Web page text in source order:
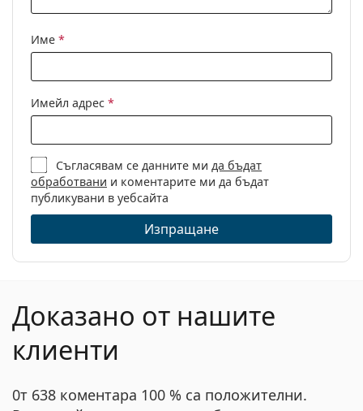
Име *
Имейл адрес *
Съгласявам се данните ми да бъдат
обработвани и коментарите ми да бъдат
публикувани в уебсайта
Изпращане
Доказано от нашите
клиенти
0т 638 коментара 100 % са положителни.